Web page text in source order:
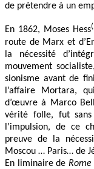
de prétendre à un
En 1862, Moses Hess
route de Marx et
la nécessité
mouvement
sionisme avant de
l’affaire Mortara,
d’œuvre à Marco
vérité folle, fut
l’impulsion, de ce
preuve de la
Moscou … Paris… de
En liminaire de Rome